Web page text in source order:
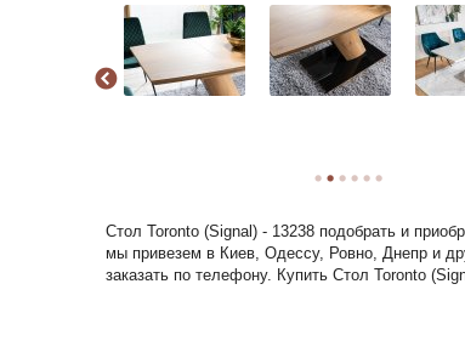
Стол Toronto (Signal) - 13238 подобрать и
мы привезем в Киев, Одессу, Ровно, Днепр и
заказать по телефону. Купить Стол Toronto